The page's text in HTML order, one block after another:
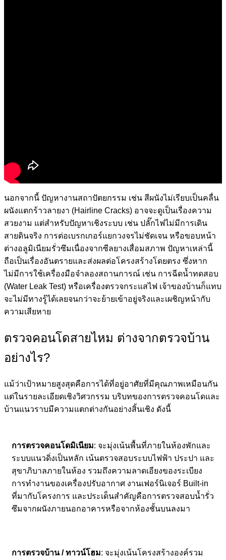
นอกจากนี้ ปัญหางานสถาปัตยกรรม เช่น สีผนังไม่เรียบเป็นคลื่น
ผนังแตกร้าวลายงา (Hairline Cracks) อาจจะดูเป็นเรื่องความ
สวยงาม แต่สำหรับปัญหาเชิงระบบ เช่น ปลั๊กไฟไม่มีการเดิน
สายดินจริง การต่อเบรกเกอร์แยกวงจรไม่ชัดเจน หรือขอบหน้า
ต่างอลูมิเนียมรั่วซึมเนื่องจากซีลยางเสื่อมสภาพ ปัญหาเหล่านี้
ถือเป็นเรื่องอันตรายและส่งผลต่อโครงสร้างโดยตรง ซึ่งหาก
ไม่มีการใช้เครื่องมือจำลองสถานการณ์ เช่น การฉีดน้ำทดสอบ
(Water Leak Test) หรือเครื่องตรวจกระแสไฟ เจ้าของบ้านก็แทบ
จะไม่มีทางรู้ได้เลยจนกว่าจะย้ายเข้าอยู่จริงและเผชิญหน้ากับ
ความเสียหาย
ตรวจคอนโดสายไหม ต่างจากตรวจบ้าน
อย่างไร?
แม้ว่าเป้าหมายสูงสุดคือการได้ที่อยู่อาศัยที่มีคุณภาพเหมือนกัน
แต่ในรายละเอียดเชิงวิศวกรรม บริบทของการตรวจคอนโดและ
บ้านแนวราบมีความแตกต่างกันอย่างสิ้นเชิง ดังนี้
การตรวจคอนโดมิเนียม: จะมุ่งเน้นพื้นที่ภายในห้องพักและ
ระบบแนวดิ่งเป็นหลัก เน้นตรวจสอบระบบไฟฟ้า ประปา และ
สุขาภิบาลภายในห้อง รวมถึงความลาดเอียงของระเบียง
การทำงานของเครื่องปรับอากาศ งานเฟอร์นิเจอร์ Built-in
ที่มากับโครงการ และประเด็นสำคัญคือการตรวจสอบน้ำรั่ว
ซึมจากผนังภายนอกอาคารหรือจากห้องชั้นบนลงมา
การตรวจบ้าน / ทาวน์โฮม: จะมุ่งเน้นโครงสร้างองค์รวม